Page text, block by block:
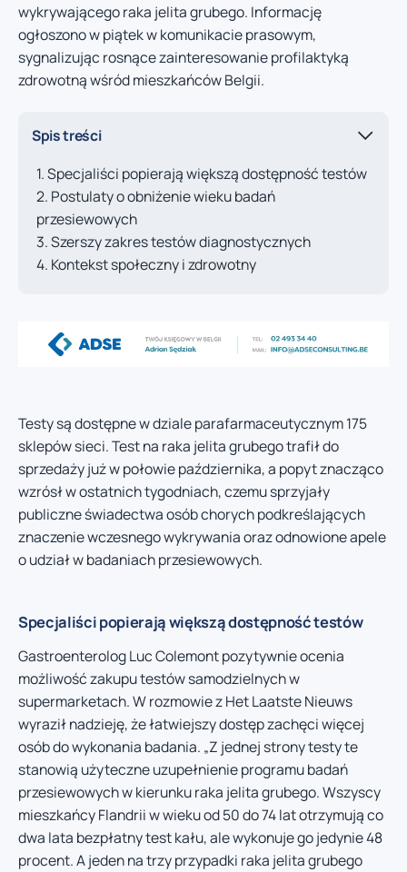
wykrywającego raka jelita grubego. Informację
ogłoszono w piątek w komunikacie prasowym,
sygnalizując rosnące zainteresowanie profilaktyką
zdrowotną wśród mieszkańców Belgii.
Spis treści
Specjaliści popierają większą dostępność testów
Postulaty o obniżenie wieku badań
przesiewowych
Szerszy zakres testów diagnostycznych
Kontekst społeczny i zdrowotny
Testy są dostępne w dziale parafarmaceutycznym 175
sklepów sieci. Test na raka jelita grubego trafił do
sprzedaży już w połowie października, a popyt znacząco
wzrósł w ostatnich tygodniach, czemu sprzyjały
publiczne świadectwa osób chorych podkreślających
znaczenie wczesnego wykrywania oraz odnowione apele
o udział w badaniach przesiewowych.
Specjaliści popierają większą dostępność testów
Gastroenterolog Luc Colemont pozytywnie ocenia
możliwość zakupu testów samodzielnych w
supermarketach. W rozmowie z Het Laatste Nieuws
wyraził nadzieję, że łatwiejszy dostęp zachęci więcej
osób do wykonania badania. „Z jednej strony testy te
stanowią użyteczne uzupełnienie programu badań
przesiewowych w kierunku raka jelita grubego. Wszyscy
mieszkańcy Flandrii w wieku od 50 do 74 lat otrzymują co
dwa lata bezpłatny test kału, ale wykonuje go jedynie 48
procent. A jeden na trzy przypadki raka jelita grubego